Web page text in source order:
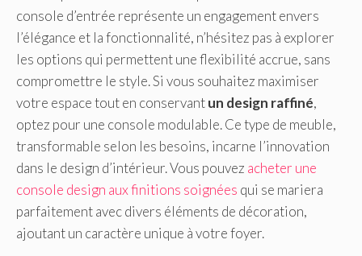
console d’entrée représente un engagement envers
l’élégance et la fonctionnalité, n’hésitez pas à explorer
les options qui permettent une flexibilité accrue, sans
compromettre le style. Si vous souhaitez maximiser
votre espace tout en conservantun design raffiné,
optez pour une console modulable. Ce type de meuble,
transformable selon les besoins, incarne l’innovation
dans le design d’intérieur. Vous pouvez acheter une
console design aux finitions soignées qui se mariera
parfaitement avec divers éléments de décoration,
ajoutant un caractère unique à votre foyer.